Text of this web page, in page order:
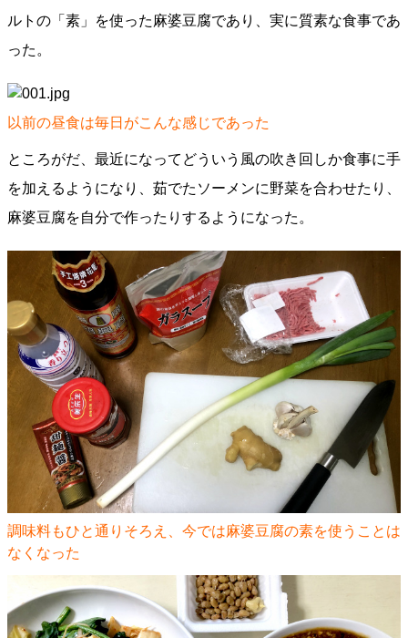
ルトの「素」を使った麻婆豆腐であり、実に質素な食事であ
った。
以前の昼食は毎日がこんな感じであった
ところがだ、最近になってどういう風の吹き回しか食事に手
を加えるようになり、茹でたソーメンに野菜を合わせたり、
麻婆豆腐を自分で作ったりするようになった。
調味料もひと通りそろえ、今では麻婆豆腐の素を使うことは
なくなった